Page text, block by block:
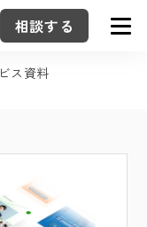
相談する
ス資料